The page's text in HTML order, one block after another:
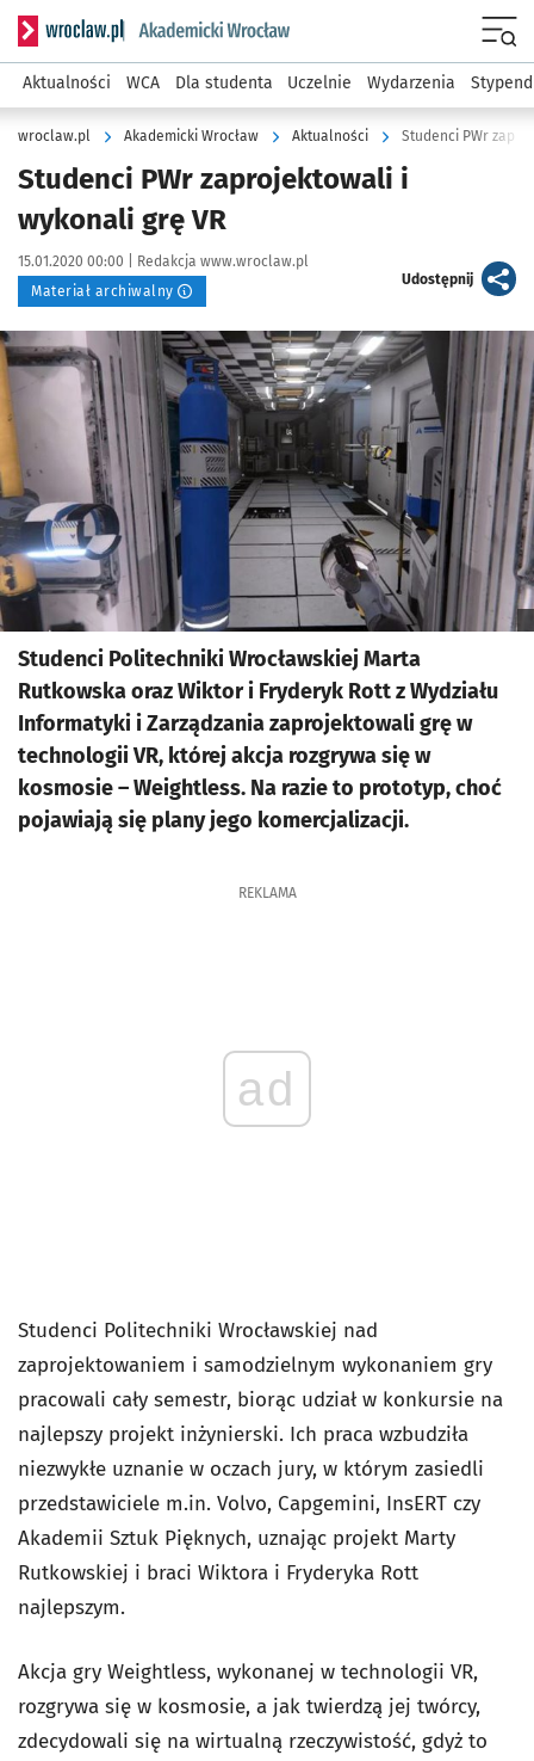
Serwis informacyjny wroclaw.pl podserwis: Akademicki
Aktualności WCA Dla studenta Uczelnie Wydarzenia
wroclaw.pl Akademicki Wrocław Aktualności Studenci PWr
Studenci PWr zaprojektowali i
wykonali grę VR
Data publikacji:
15.01.2020 00:00 | Autor:
Redakcja www.wroclaw.pl
Materiał archiwalny
Udostępnijartykuł
Kliknij, aby powiększyć
Studenci Politechniki Wrocławskiej Marta
Rutkowska oraz Wiktor i Fryderyk Rott z Wydziału
Informatyki i Zarządzania zaprojektowali grę w
technologii VR, której akcja rozgrywa się w
kosmosie – Weightless. Na razie to prototyp, choć
pojawiają się plany jego komercjalizacji.
REKLAMA
ad
Studenci Politechniki Wrocławskiej nad
zaprojektowaniem i samodzielnym wykonaniem gry
pracowali cały semestr, biorąc udział w konkursie na
najlepszy projekt inżynierski. Ich praca wzbudziła
niezwykłe uznanie w oczach jury, w którym zasiedli
przedstawiciele m.in. Volvo, Capgemini, InsERT czy
Akademii Sztuk Pięknych, uznając projekt Marty
Rutkowskiej i braci Wiktora i Fryderyka Rott
najlepszym.
Akcja gry Weightless, wykonanej w technologii VR,
rozgrywa się w kosmosie, a jak twierdzą jej twórcy,
zdecydowali się na wirtualną rzeczywistość, gdyż to